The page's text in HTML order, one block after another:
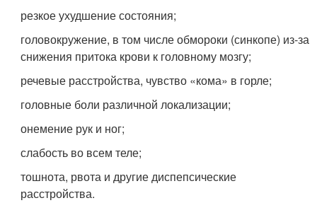
резкое ухудшение состояния;
головокружение, в том числе обмороки (синкопе) из-за
снижения притока крови к головному мозгу;
речевые расстройства, чувство «кома» в горле;
головные боли различной локализации;
онемение рук и ног;
слабость во всем теле;
тошнота, рвота и другие диспепсические
расстройства.